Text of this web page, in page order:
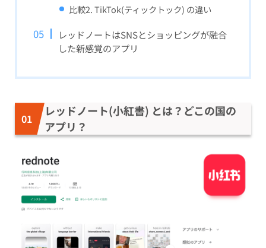
比較2. TikTok(ティックトック) の違い
レッドノートはSNSとショッピングが融合
した新感覚のアプリ
レッドノート(小紅書) とは？どこの国の
アプリ？